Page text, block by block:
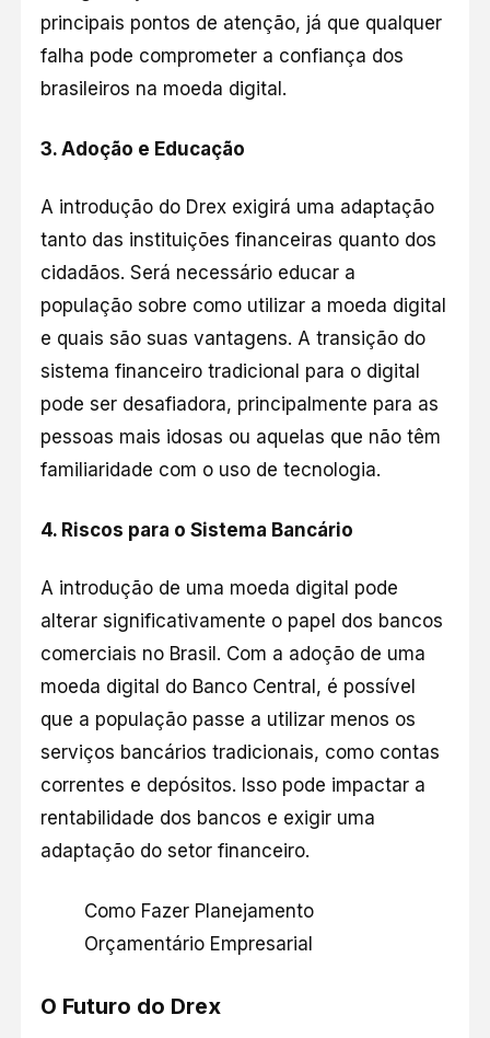
principais pontos de atenção, já que qualquer
falha pode comprometer a confiança dos
brasileiros na moeda digital.
3. Adoção e Educação
A introdução do Drex exigirá uma adaptação
tanto das instituições financeiras quanto dos
cidadãos. Será necessário educar a
população sobre como utilizar a moeda digital
e quais são suas vantagens. A transição do
sistema financeiro tradicional para o digital
pode ser desafiadora, principalmente para as
pessoas mais idosas ou aquelas que não têm
familiaridade com o uso de tecnologia.
4. Riscos para o Sistema Bancário
A introdução de uma moeda digital pode
alterar significativamente o papel dos bancos
comerciais no Brasil. Com a adoção de uma
moeda digital do Banco Central, é possível
que a população passe a utilizar menos os
serviços bancários tradicionais, como contas
correntes e depósitos. Isso pode impactar a
rentabilidade dos bancos e exigir uma
adaptação do setor financeiro.
Como Fazer Planejamento
Orçamentário Empresarial
O Futuro do Drex